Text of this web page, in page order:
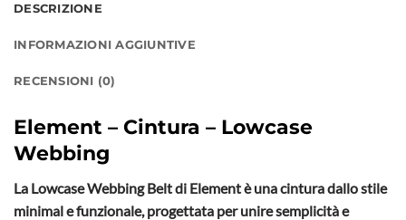
DESCRIZIONE
INFORMAZIONI AGGIUNTIVE
RECENSIONI (0)
Element – Cintura – Lowcase
Webbing
La Lowcase Webbing Belt di Element è una cintura dallo stile
minimal e funzionale, progettata per unire semplicità e